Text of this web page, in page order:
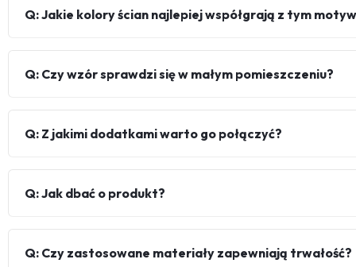
Q: Jakie kolory ścian najlepiej współgrają z tym
Q: Czy wzór sprawdzi się w małym pomieszczeniu?
Q: Z jakimi dodatkami warto go połączyć?
Q: Jak dbać o produkt?
Q: Czy zastosowane materiały zapewniają trwałość?